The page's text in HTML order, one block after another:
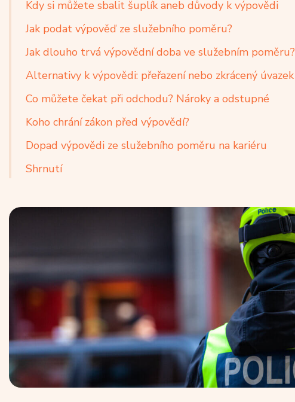
Kdy si můžete sbalit šuplík aneb důvody k výpovědi
Jak podat výpověď ze služebního poměru?
Jak dlouho trvá výpovědní doba ve služebním poměru?
Alternativy k výpovědi: přeřazení nebo zkrácený úvazek
Co můžete čekat při odchodu? Nároky a odstupné
Koho chrání zákon před výpovědí?
Dopad výpovědi ze služebního poměru na kariéru
Shrnutí